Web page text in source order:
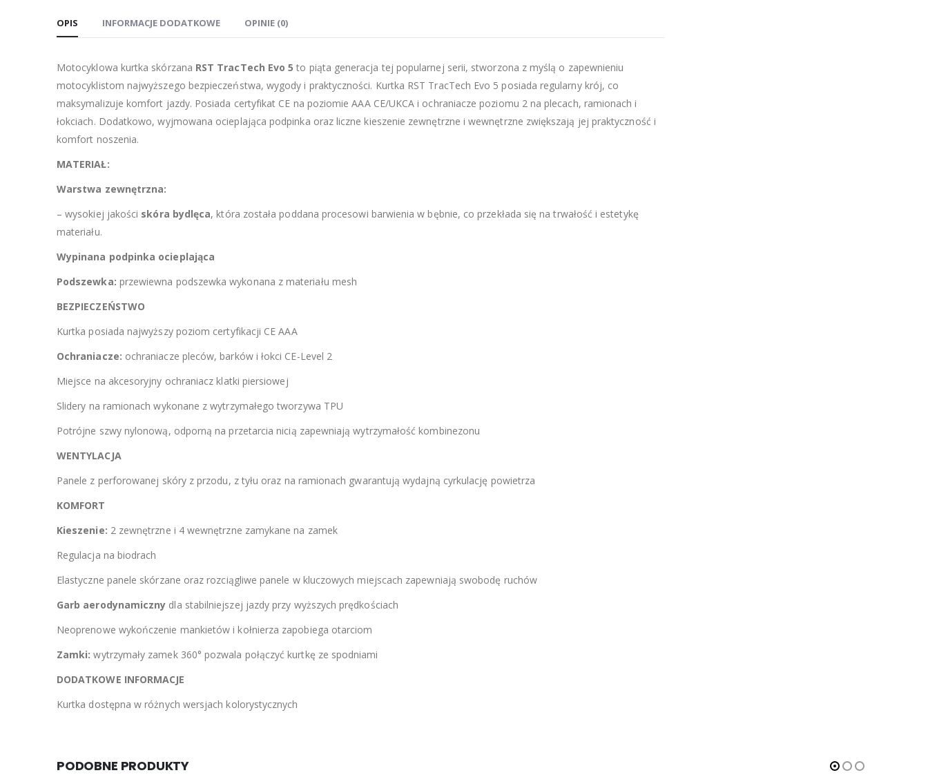
OPIS INFORMACJE DODATKOWE OPINIE (0)
Motocyklowa kurtka skórzana RST TracTech Evo 5 to piąta generacja tej popularnej serii, stworzona z myślą o zapewnieniu
motocyklistom najwyższego bezpieczeństwa, wygody i praktyczności. Kurtka RST TracTech Evo 5 posiada regularny krój, co
maksymalizuje komfort jazdy. Posiada certyfikat CE na poziomie AAA CE/UKCA i ochraniacze poziomu 2 na plecach, ramionach i
łokciach. Dodatkowo, wyjmowana ocieplająca podpinka oraz liczne kieszenie zewnętrzne i wewnętrzne zwiększają jej praktyczność i
komfort noszenia.
MATERIAŁ:
Warstwa zewnętrzna:
– wysokiej jakości skóra bydlęca, która została poddana procesowi barwienia w bębnie, co przekłada się na trwałość i estetykę
materiału.
Wypinana podpinka ocieplająca
Podszewka: przewiewna podszewka wykonana z materiału mesh
BEZPIECZEŃSTWO
Kurtka posiada najwyższy poziom certyfikacji CE AAA
Ochraniacze: ochraniacze pleców, barków i łokci CE-Level 2
Miejsce na akcesoryjny ochraniacz klatki piersiowej
Slidery na ramionach wykonane z wytrzymałego tworzywa TPU
Potrójne szwy nylonową, odporną na przetarcia nicią zapewniają wytrzymałość kombinezonu
WENTYLACJA
Panele z perforowanej skóry z przodu, z tyłu oraz na ramionach gwarantują wydajną cyrkulację powietrza
KOMFORT
Kieszenie: 2 zewnętrzne i 4 wewnętrzne zamykane na zamek
Regulacja na biodrach
Elastyczne panele skórzane oraz rozciągliwe panele w kluczowych miejscach zapewniają swobodę ruchów
Garb aerodynamiczny dla stabilniejszej jazdy przy wyższych prędkościach
Neoprenowe wykończenie mankietów i kołnierza zapobiega otarciom
Zamki: wytrzymały zamek 360° pozwala połączyć kurtkę ze spodniami
DODATKOWE INFORMACJE
Kurtka dostępna w różnych wersjach kolorystycznych
PODOBNE PRODUKTY